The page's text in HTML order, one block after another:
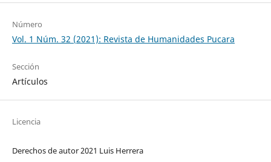
Número
Vol. 1 Núm. 32 (2021): Revista de Humanidades Pucara
Sección
Artículos
Licencia
Derechos de autor 2021 Luis Herrera